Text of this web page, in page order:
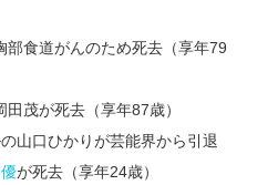
食道がんのため死去（享年79
茂が死去（享年87歳）
山口ひかりが芸能界から引退
が死去（享年24歳）